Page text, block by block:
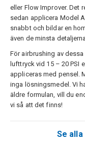
eller Flow Improver. Det
sedan applicera Model
snabbt och bildar en
även de minsta detaljerna.
För airbrushing av
lufttryck vid 15 – 20 PSI
appliceras med pensel.
inga lösningsmedel. Vi
äldre formulan, vill du
vi så att det finns!
Se